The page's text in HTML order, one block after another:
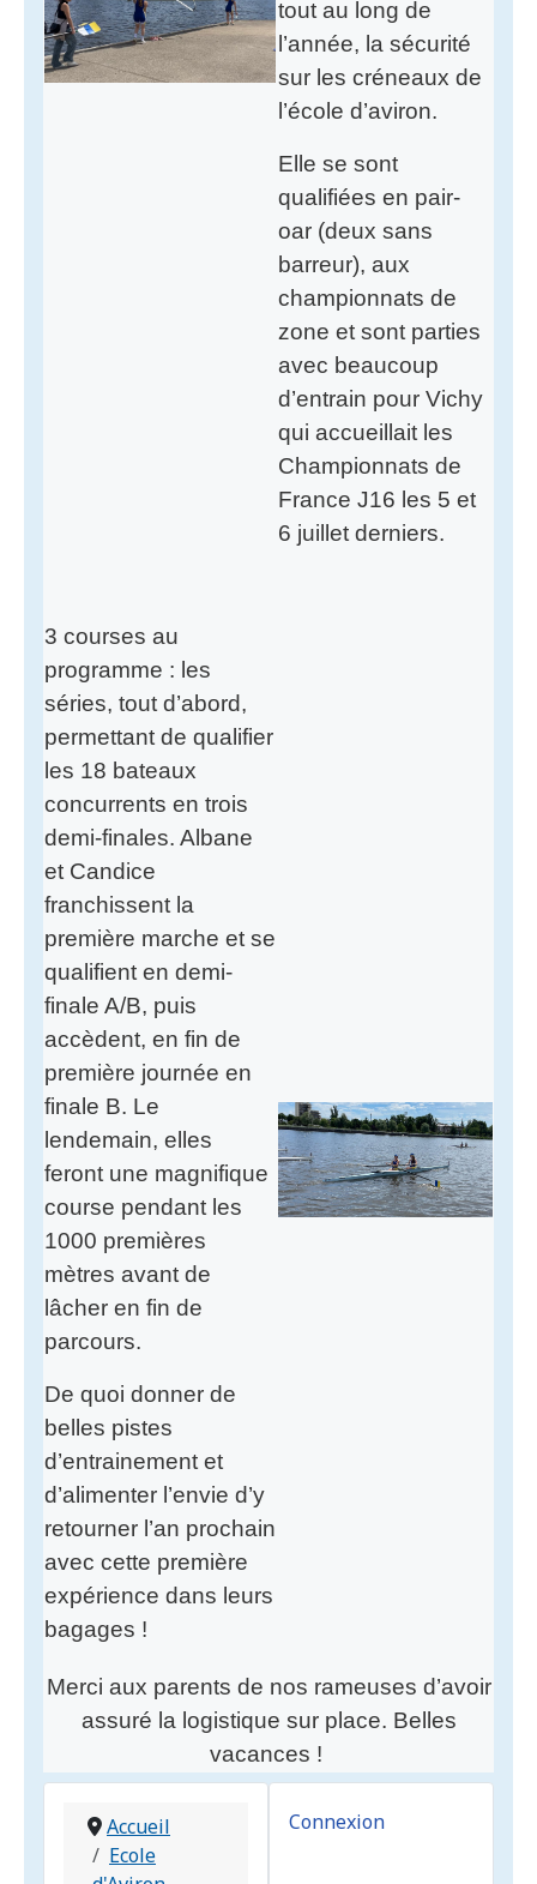
tout au long de
l’année, la sécurité
sur les créneaux de
l’école d’aviron.
Elle se sont
qualifiées en pair-
oar (deux sans
barreur), aux
championnats de
zone et sont parties
avec beaucoup
d’entrain pour Vichy
qui accueillait les
Championnats de
France J16 les 5 et
6 juillet derniers.
3 courses au
programme : les
séries, tout d’abord,
permettant de qualifier
les 18 bateaux
concurrents en trois
demi-finales. Albane
et Candice
franchissent la
première marche et se
qualifient en demi-
finale A/B, puis
accèdent, en fin de
première journée en
finale B. Le
lendemain, elles
feront une magnifique
course pendant les
1000 premières
mètres avant de
lâcher en fin de
parcours.
De quoi donner de
belles pistes
d’entrainement et
d’alimenter l’envie d’y
retourner l’an prochain
avec cette première
expérience dans leurs
bagages !
Merci aux parents de nos rameuses d’avoir
assuré la logistique sur place. Belles
vacances !
Accueil
Ecole
Connexion